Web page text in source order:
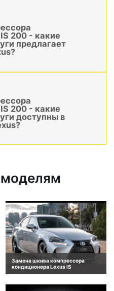
200 - какие
предлагает
200 - какие
доступны в
Замена шкива компрессора
кондиционера Lexus IS